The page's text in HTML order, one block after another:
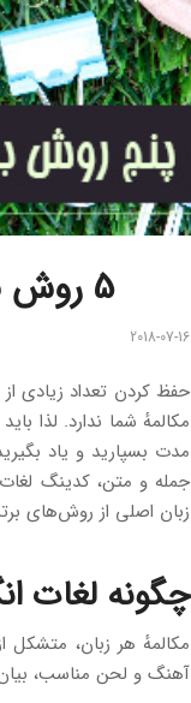
5 روش برتر یادگیری موثر لغات انگلیسی
2018-07-16
حفظ کردن تعداد زیادی از
مکالمهٔ شما ندارد. لذا
مدت بسپارید و یاد
جمله و متن، کدینگ
زبان اصلی از روش‌های
چگونه لغات
مکالمهٔ هر زبان،
آهنگ و لحن مناسب،